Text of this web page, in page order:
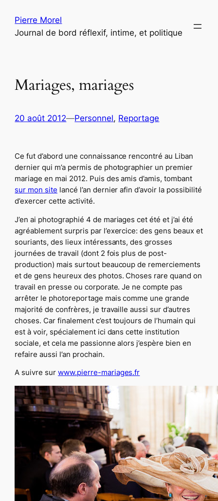
contenu
Pierre Morel
Journal de bord réflexif, intime, et politique
Mariages, mariages
20 août 2012—Personnel, Reportage
Ce fut d’abord une connaissance rencontré au Liban
dernier qui m’a permis de photographier un premier
mariage en mai 2012. Puis des amis d’amis, tombant
sur mon site lancé l’an dernier afin d’avoir la possibilité
d’exercer cette activité.
J’en ai photographié 4 de mariages cet été et j’ai été
agréablement surpris par l’exercice: des gens beaux et
souriants, des lieux intéressants, des grosses
journées de travail (dont 2 fois plus de post-
production) mais surtout beaucoup de remerciements
et de gens heureux des photos. Choses rare quand on
travail en presse ou corporate. Je ne compte pas
arrêter le photoreportage mais comme une grande
majorité de confrères, je travaille aussi sur d’autres
choses. Car finalement c’est toujours de l’humain qui
est à voir, spécialement ici dans cette institution
sociale, et cela me passionne alors j’espère bien en
refaire aussi l’an prochain.
A suivre surwww.pierre-mariages.fr